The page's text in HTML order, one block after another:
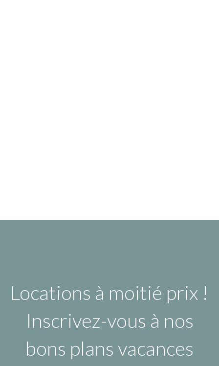
Locations à moitié prix !
Inscrivez-vous à nos
bons plans vacances